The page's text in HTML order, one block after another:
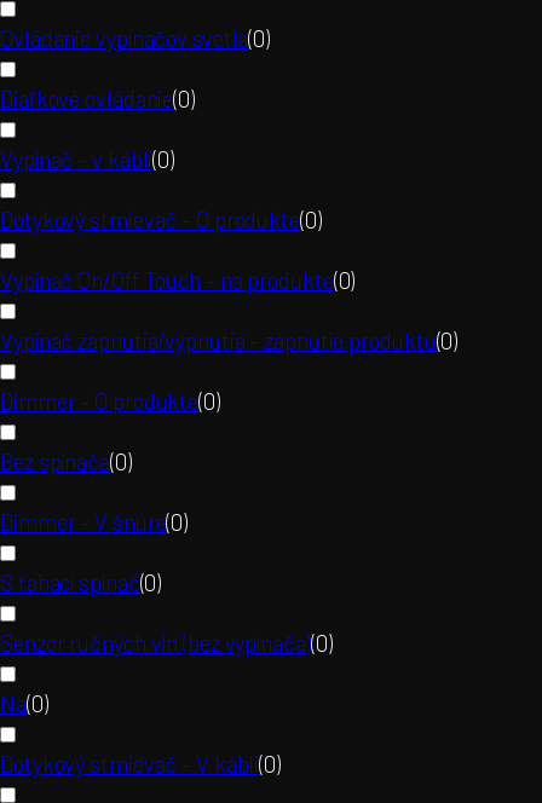
Ovládanie vypínačov svetla(0)
Diaľkové ovládanie(0)
Vypínač – v kábli(0)
Dotykový stmievač – O produkte(0)
Vypínač On/Off Touch – na produkte(0)
Vypínač zapnutia/vypnutia – zapnutie produktu(0)
Dimmer – O produkte(0)
Bez spínača(0)
Dimmer – V šnúre(0)
S ťahací spínač(0)
Senzor ručných vĺn (bez vypínača)(0)
Na(0)
Dotykový stmievač – V kábli(0)